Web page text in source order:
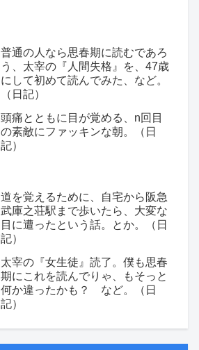
普通の人なら思春期に読むであろ
う、太宰の『人間失格』を、47歳
にして初めて読んでみた、など。
（日記）
頭痛とともに目が覚める、n回目
の素敵にファッキンな朝。（日
記）
道を覚えるために、自宅から阪急
武庫之荘駅まで歩いたら、大変な
目に遭ったという話。とか。（日
記）
太宰の『女生徒』読了。僕も思春
期にこれを読んでりゃ、もそっと
何か違ったかも？ など。（日
記）